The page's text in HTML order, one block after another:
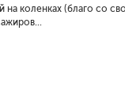
на коленках (благо со